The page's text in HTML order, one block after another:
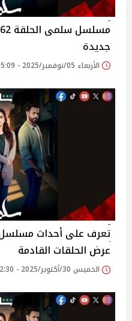
جديدة
الأربعاء 05/نوفمبر/2025 - 05:09 م
عرض الحلقات القادمة
الخميس 30/أكتوبر/2025 - 12:30 م